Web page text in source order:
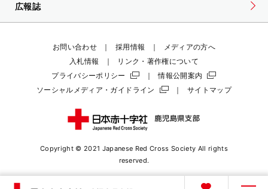
広報誌
お問い合わせ 採用情報
メディアの方へ
入札情報
リンク・著作権について
プライバシーポリシー
情報公開案内
ソーシャルメディア・ガイドライン
サイトマップ
Copyright © 2021 Japanese Red Cross Society All rights
reserved.